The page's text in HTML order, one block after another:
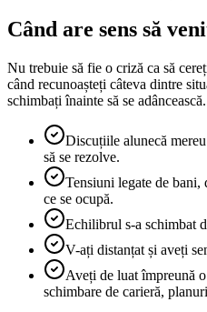
Când are sens să
Nu trebuie să fie o criză ca să
când recunoașteți câteva dintre
schimbați înainte să se adâncească.
Discuțiile alunecă
să se rezolve.
Tensiuni legate de bani,
ce se ocupă.
Echilibrul s-a schimbat
V-ați distanțat și aveți
Aveți de luat împreună
schimbare de carieră,